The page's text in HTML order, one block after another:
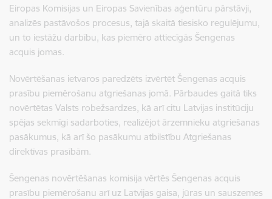
Eiropas Komisijas un Eiropas Savienības aģentūru pārstāvji,
analizēs pastāvošos procesus, tajā skaitā tiesisko regulējumu,
un to iestāžu darbību, kas piemēro attiecīgās Šengenas
acquis jomas.
Novērtēšanas ietvaros paredzēts izvērtēt Šengenas acquis
prasību piemērošanu atgriešanas jomā. Pārbaudes gaitā tiks
novērtētas Valsts robežsardzes, kā arī citu Latvijas institūciju
spējas sekmīgi sadarboties, realizējot ārzemnieku atgriešanas
pasākumus, kā arī šo pasākumu atbilstību Atgriešanas
direktīvas prasībām.
Šengenas novērtēšanas komisija vērtēs Šengenas acquis
prasību piemērošanu arī uz Latvijas gaisa, jūras un sauszemes